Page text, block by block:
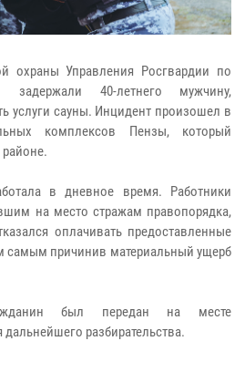
охраны Управления Росгвардии по
40-летнего мужчину,
услуги сауны. Инцидент произошел в
комплексов Пензы, который
в дневное время. Работники
на место стражам правопорядка,
оплачивать предоставленные
самым причинив материальный ущерб
был передан на месте
разбирательства.